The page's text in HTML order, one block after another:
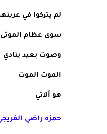
لم يتركوا في
سوى عظام الموتى
وصوت بعيد ينادي
الموت الموت
هو ألآتي
حمزه راضي